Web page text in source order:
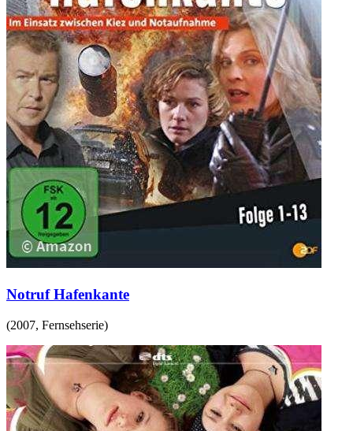
Notruf Hafenkante
(2007, Fernsehserie)